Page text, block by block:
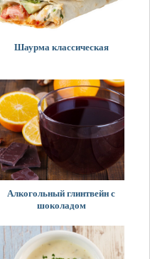
Шаурма классическая
Алкогольный глинтвейн с
шоколадом